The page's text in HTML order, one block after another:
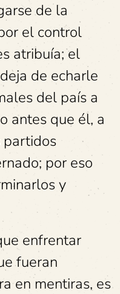
de la
el control
atribuía; el
de echarle
del país a
antes que él, a
partidos
por eso
y
enfrentar
fueran
en mentiras, es